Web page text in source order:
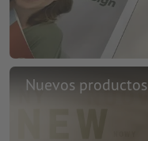
Nuevos productos